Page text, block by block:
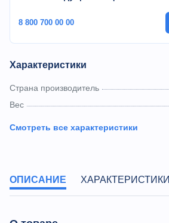
Характеристики
Страна производитель
Вес
Смотреть все характеристики
8 800 700 00 00
ОПИСАНИЕ ХАРАКТЕРИСТИКИ